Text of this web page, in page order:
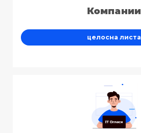
Компании
целосна листа